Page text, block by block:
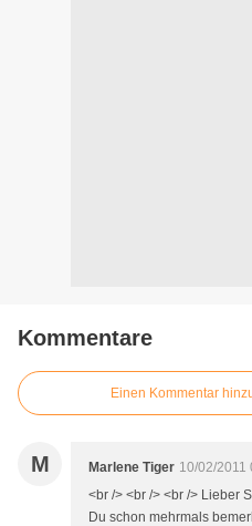
Kommentare
Einen Kommentar
M Marlene Tiger 10/02/2011
<br /> <br /> <br /> Lieber
Du schon mehrmals